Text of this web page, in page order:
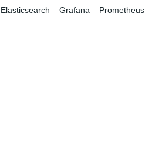
Elasticsearch Grafana Prometheus